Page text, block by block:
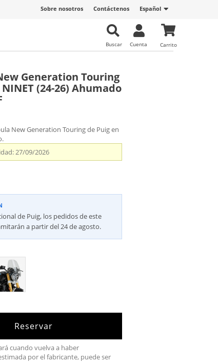
Español
Contáctenos
Sobre nosotros
Carrito
Cuenta
Buscar
Generation Touring
NINET (24-26) Ahumado
New Generation Touring de Puig en
27/09/2026
de Puig, los pedidos de este
a partir del 24 de agosto.
Reservar
cuando vuelva a haber
por el fabricante, puede ser